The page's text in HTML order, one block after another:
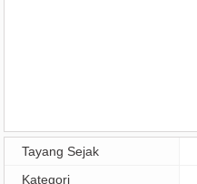
Tayang Sejak
Kategori